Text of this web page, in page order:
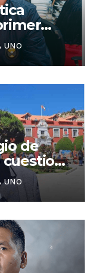
de Keiko
UNO
de
UNO